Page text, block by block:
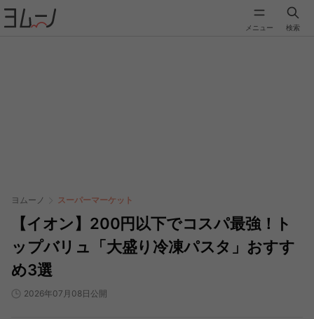
メニュー 検索
ヨムーノ スーパーマーケット
【イオン】200円以下でコスパ最強！ト
ップバリュ「大盛り冷凍パスタ」おすす
め3選
2026年07月08日公開